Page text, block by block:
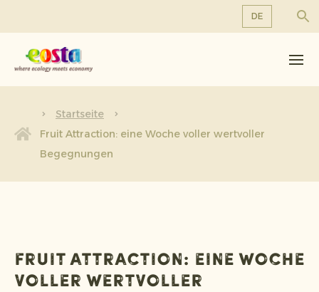
DE
Über uns
Produkte
Nachhaltigkeit
Neuigkeiten & Veröffentlichungen
Arbeiten bei Eosta
Startseite
Fruit Attraction: eine Woche voller wertvoller
Begegnungen
Fruit Attraction: eine Woche
voller wertvoller